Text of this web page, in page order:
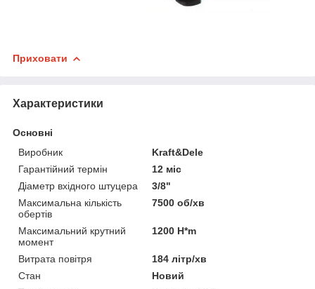
Приховати
Характеристики
Основні
Виробник
Kraft&Dele
Гарантійний термін
12 міс
Діаметр вхідного штуцера
3/8"
Максимальна кількість
обертів
7500 об/хв
Максимальний крутний
момент
1200 H*m
Витрата повітря
184 літр/хв
Стан
Новий